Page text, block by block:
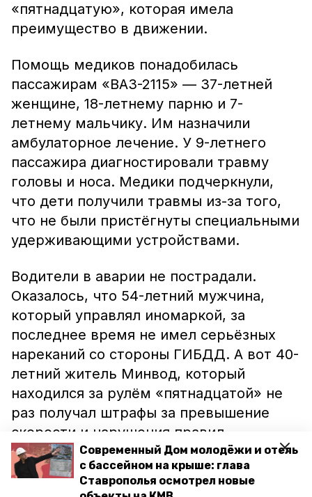
Современный Дом молодёжи и отель
с бассейном на крыше: глава
Ставрополья осмотрел новые
«пятнадцатую», которая имела
преимущество в движении.
Помощь медиков понадобилась
пассажирам «ВАЗ-2115» — 37-летней
женщине, 18-летнему парню и 7-
летнему мальчику. Им назначили
амбулаторное лечение. У 9-летнего
пассажира диагностировали травму
головы и носа. Медики подчеркнули,
что дети получили травмы из-за того,
что не были пристёгнуты специальными
удерживающими устройствами.
Водители в аварии не пострадали.
Оказалось, что 54-летний мужчина,
который управлял иномаркой, за
последнее время не имел серьёзных
нареканий со стороны ГИБДД. А вот 40-
летний житель Минвод, который
находился за рулём «пятнадцатой» не
раз получал штрафы за превышение
скорости и нарушения правил
перевозки детей.
А несколькими днями ранее недалеко